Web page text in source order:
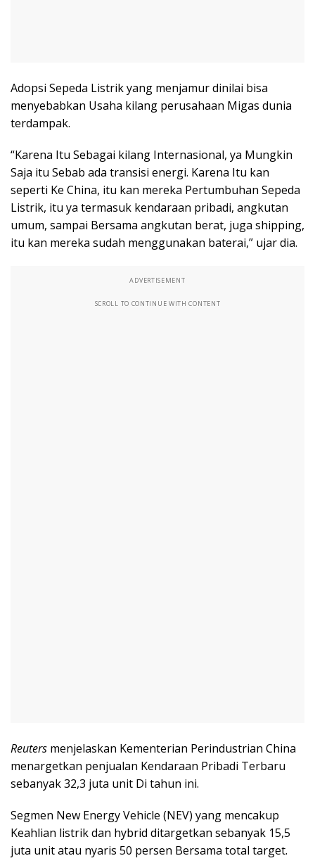
Adopsi Sepeda Listrik yang menjamur dinilai bisa
menyebabkan Usaha kilang perusahaan Migas dunia
terdampak.
“Karena Itu Sebagai kilang Internasional, ya Mungkin
Saja itu Sebab ada transisi energi. Karena Itu kan
seperti Ke China, itu kan mereka Pertumbuhan Sepeda
Listrik, itu ya termasuk kendaraan pribadi, angkutan
umum, sampai Bersama angkutan berat, juga shipping,
itu kan mereka sudah menggunakan baterai,” ujar dia.
ADVERTISEMENT
SCROLL TO CONTINUE WITH CONTENT
Reuters menjelaskan Kementerian Perindustrian China
menargetkan penjualan Kendaraan Pribadi Terbaru
sebanyak 32,3 juta unit Di tahun ini.
Segmen New Energy Vehicle (NEV) yang mencakup
Keahlian listrik dan hybrid ditargetkan sebanyak 15,5
juta unit atau nyaris 50 persen Bersama total target.